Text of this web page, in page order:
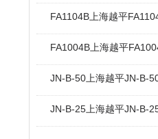
FA1104B上海越平
FA1004B上海越平
JN-B-50上海越平JN-B-
JN-B-25上海越平JN-B-